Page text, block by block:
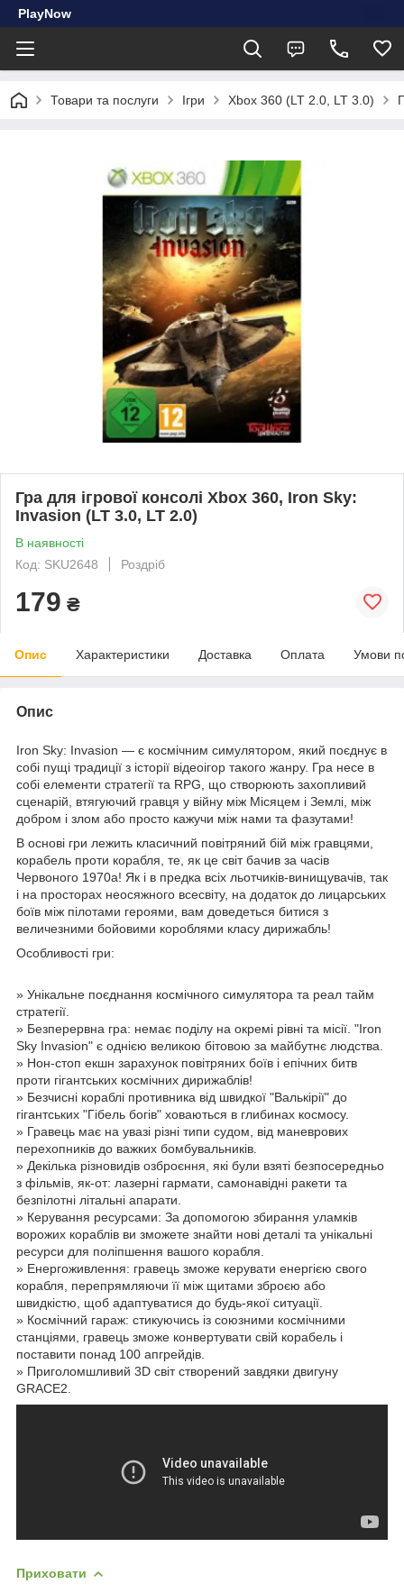
PlayNow
Товари та послуги Ігри Xbox 360 (LT 2.0, LT 3.0)
Гра для ігрової консолі Xbox 360, Iron Sky:
Invasion (LT 3.0, LT 2.0)
В наявності
Код: SKU2648
Роздріб
179 ₴
Опис Характеристики Доставка Оплата Умови
Опис
Iron Sky: Invasion — є космічним симулятором, який поєднує в
собі пущі традиції з історії відеоігор такого жанру. Гра несе в
собі елементи стратегії та RPG, що створюють захопливий
сценарій, втягуючий гравця у війну між Місяцем і Землі, між
добром і злом або просто кажучи між нами та фазутами!
В основі гри лежить класичний повітряний бій між гравцями,
корабель проти корабля, те, як це світ бачив за часів
Червоного 1970а! Як і в предка всіх льотчиків-винищувачів, так
і на просторах неосяжного всесвіту, на додаток до лицарських
боїв між пілотами героями, вам доведеться битися з
величезними бойовими короблями класу дирижабль!
Особливості гри:
» Унікальне поєднання космічного симулятора та реал тайм
стратегії.
» Безперервна гра: немає поділу на окремі рівні та місії. "Iron
Sky Invasion" є однією великою бітовою за майбутнє людства.
» Нон-стоп екшн зарахунок повітряних боїв і епічних битв
проти гігантських космічних дирижаблів!
» Безчисні кораблі противника від швидкої "Валькірії" до
гігантських "Гібель богів" ховаються в глибинах космосу.
» Гравець має на увазі різні типи судом, від маневрових
перехопників до важких бомбувальників.
» Декілька різновидів озброєння, які були взяті безпосередньо
з фільмів, як-от: лазерні гармати, самонавідні ракети та
безпілотні літальні апарати.
» Керування ресурсами: За допомогою збирання уламків
ворожих кораблів ви зможете знайти нові деталі та унікальні
ресурси для поліпшення вашого корабля.
» Енергоживлення: гравець зможе керувати енергією свого
корабля, перепрямляючи її між щитами зброєю або
швидкістю, щоб адаптуватися до будь-якої ситуації.
» Космічний гараж: стикуючись із союзними космічними
станціями, гравець зможе конвертувати свій корабель і
поставити понад 100 апгрейдів.
» Приголомшливий 3D світ створений завдяки двигуну
GRACE2.
Приховати